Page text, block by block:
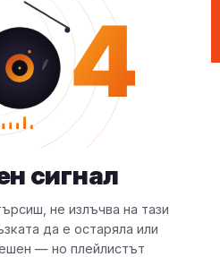
4
сигнал
не излъчва на тази
да е остаряла или
— но плейлистът